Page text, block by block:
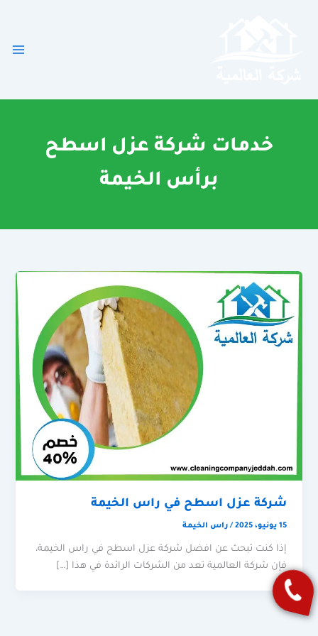
خدمات شركة عزل اسطح
برأس الخيمة
شركة عزل اسطح في راس الخيمة
15 يونيو، 2025 /راس الخيمة
إذا كنت تبحث عن افضل شركة عزل اسطح في راس الخيمة،
فإن شركة العالمية تعد من الشركات الرائدة في هذا […]